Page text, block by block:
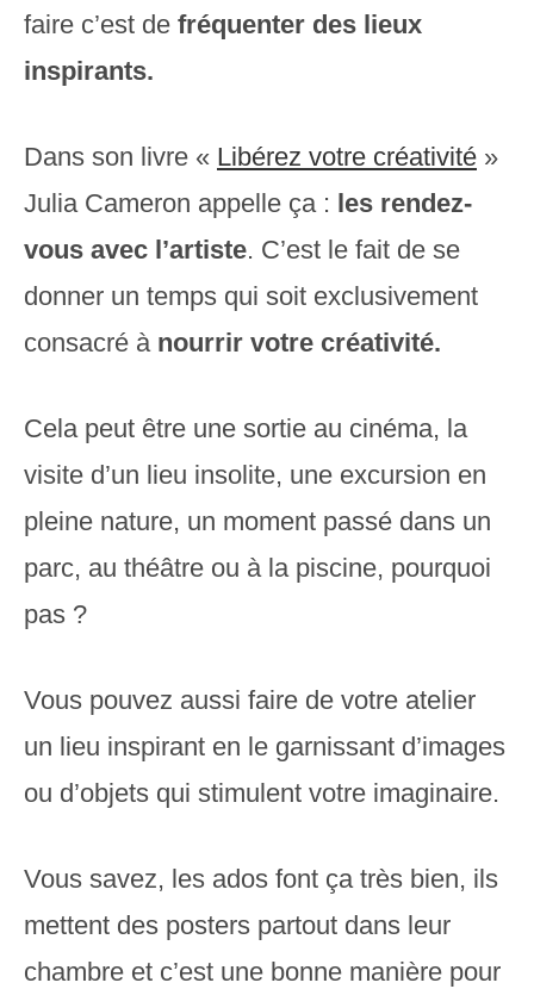
faire c’est de fréquenter des lieux
inspirants.
Dans son livre « Libérez votre créativité »
Julia Cameron appelle ça : les rendez-
vous avec l’artiste. C’est le fait de se
donner un temps qui soit exclusivement
consacré à nourrir votre créativité.
Cela peut être une sortie au cinéma, la
visite d’un lieu insolite, une excursion en
pleine nature, un moment passé dans un
parc, au théâtre ou à la piscine, pourquoi
pas ?
Vous pouvez aussi faire de votre atelier
un lieu inspirant en le garnissant d’images
ou d’objets qui stimulent votre imaginaire.
Vous savez, les ados font ça très bien, ils
mettent des posters partout dans leur
chambre et c’est une bonne manière pour